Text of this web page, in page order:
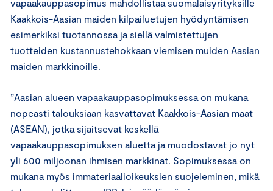
vapaakauppasopimus mahdollistaa suomalaisyrityksille
Kaakkois-Aasian maiden kilpailuetujen hyödyntämisen
esimerkiksi tuotannossa ja siellä valmistettujen
tuotteiden kustannustehokkaan viemisen muiden Aasian
maiden markkinoille.
”Aasian alueen vapaakauppasopimuksessa on mukana
nopeasti talouksiaan kasvattavat Kaakkois-Aasian maat
(ASEAN), jotka sijaitsevat keskellä
vapaakauppasopimuksen aluetta ja muodostavat jo nyt
yli 600 miljoonan ihmisen markkinat. Sopimuksessa on
mukana myös immateriaalioikeuksien suojeleminen, mikä